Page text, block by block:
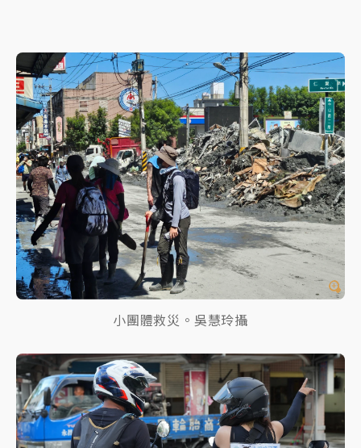
小團體救災。吳慧玲攝